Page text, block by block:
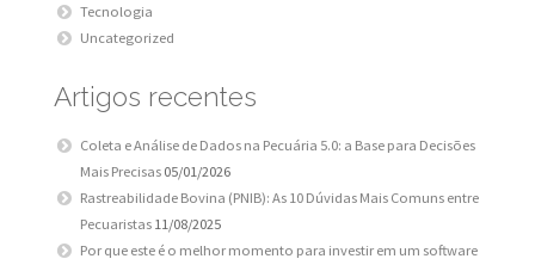
Tecnologia
Uncategorized
Artigos recentes
Coleta e Análise de Dados na Pecuária 5.0: a Base para Decisões
Mais Precisas 05/01/2026
Rastreabilidade Bovina (PNIB): As 10 Dúvidas Mais Comuns entre
Pecuaristas 11/08/2025
Por que este é o melhor momento para investir em um software